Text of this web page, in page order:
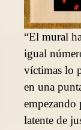
“El mural
igual
víctimas lo
en una
empezando
latente de